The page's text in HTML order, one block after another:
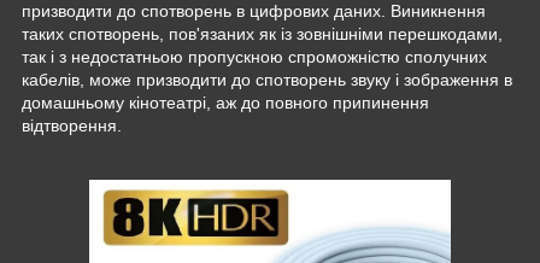
призводити до спотворень в цифрових даних. Виникнення
таких спотворень, пов'язаних як із зовнішніми перешкодами,
так і з недостатньою пропускною спроможністю сполучних
кабелів, може призводити до спотворень звуку і зображення в
домашньому кінотеатрі, аж до повного припинення
відтворення.